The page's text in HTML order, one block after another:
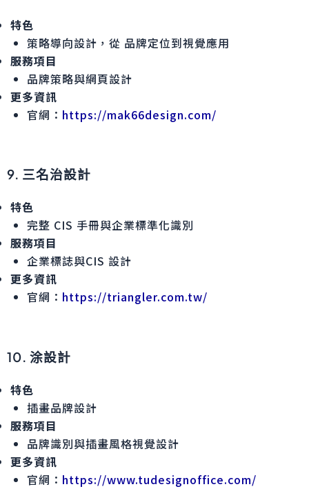
特色
策略導向設計，從 品牌定位到視覺應用
服務項目
品牌策略與網頁設計
更多資訊
官網： https://mak66design.com/
9. 三名治設計
特色
完整 CIS 手冊與企業標準化識別
服務項目
企業標誌與CIS 設計
更多資訊
官網： https://triangler.com.tw/
10. 涂設計
特色
插畫品牌設計
服務項目
品牌識別與插畫風格視覺設計
更多資訊
官網： https://www.tudesignoffice.com/